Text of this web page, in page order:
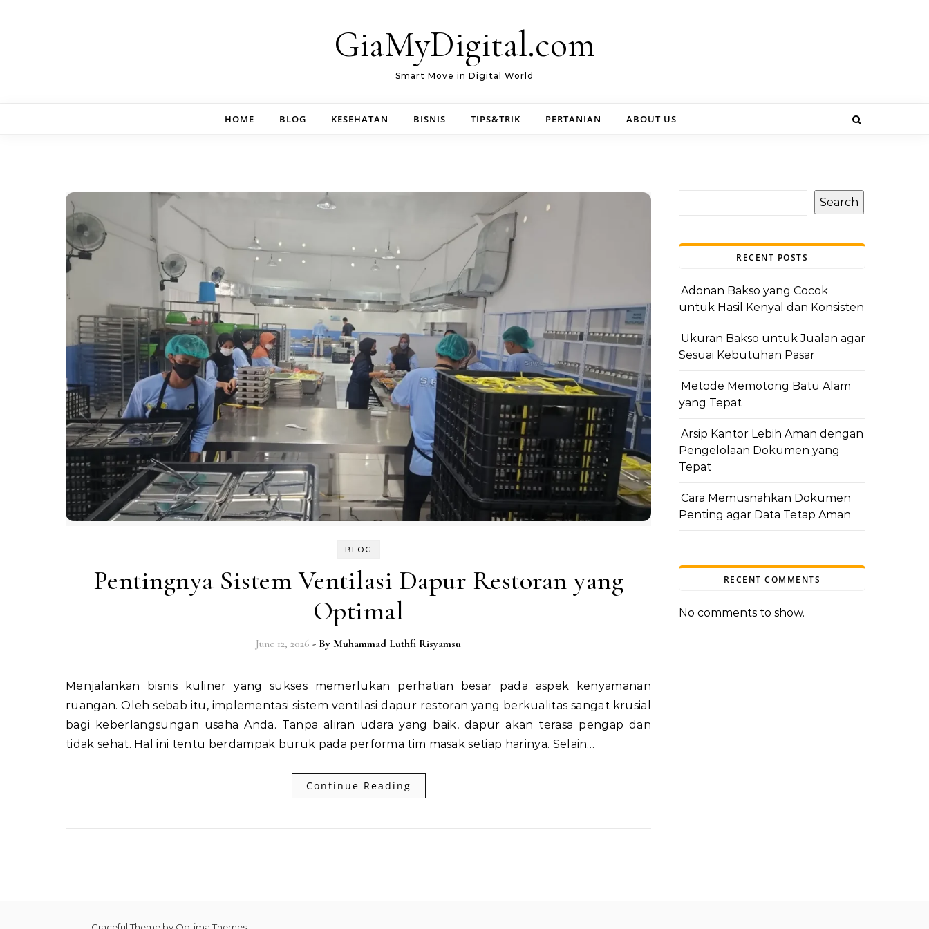
GiaMyDigital.com
Smart Move in Digital World
HOME BLOG KESEHATAN BISNIS TIPS&TRIK PERTANIAN ABOUT US
BLOG
Pentingnya Sistem Ventilasi Dapur Restoran yang
Optimal
June 12, 2026 - By Muhammad Luthfi Risyamsu
Menjalankan bisnis kuliner yang sukses memerlukan perhatian besar pada aspek kenyamanan
ruangan. Oleh sebab itu, implementasi sistem ventilasi dapur restoran yang berkualitas sangat krusial
bagi keberlangsungan usaha Anda. Tanpa aliran udara yang baik, dapur akan terasa pengap dan
tidak sehat. Hal ini tentu berdampak buruk pada performa tim masak setiap harinya. Selain…
Continue Reading
Search
RECENT POSTS
Adonan Bakso yang Cocok
untuk Hasil Kenyal dan Konsisten
Ukuran Bakso untuk Jualan agar
Sesuai Kebutuhan Pasar
Metode Memotong Batu Alam
yang Tepat
Arsip Kantor Lebih Aman dengan
Pengelolaan Dokumen yang
Tepat
Cara Memusnahkan Dokumen
Penting agar Data Tetap Aman
RECENT COMMENTS
No comments to show.
Graceful Theme by Optima Themes